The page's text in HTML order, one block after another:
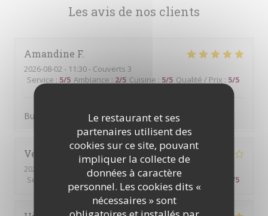
Le restaurant et ses
partenaires utilisent des
cookies sur ce site, pouvant
impliquer la collecte de
données à caractère
personnel. Les cookies dits «
nécessaires » sont
Les avis de nos clients
Amandine F
2026-08-02 - 11:30 - Couverts 3
Service : 5/5 Ambiance : 2/5 Cuisine : 5/5 Qualité / Prix : 5/5
Buffet copieux et bon.
Veronique R
2026-07-26
- 12:30 - Couverts 2
Service
Ambiance:5/5 Cuisine:4/5 Qualité / Prix /5